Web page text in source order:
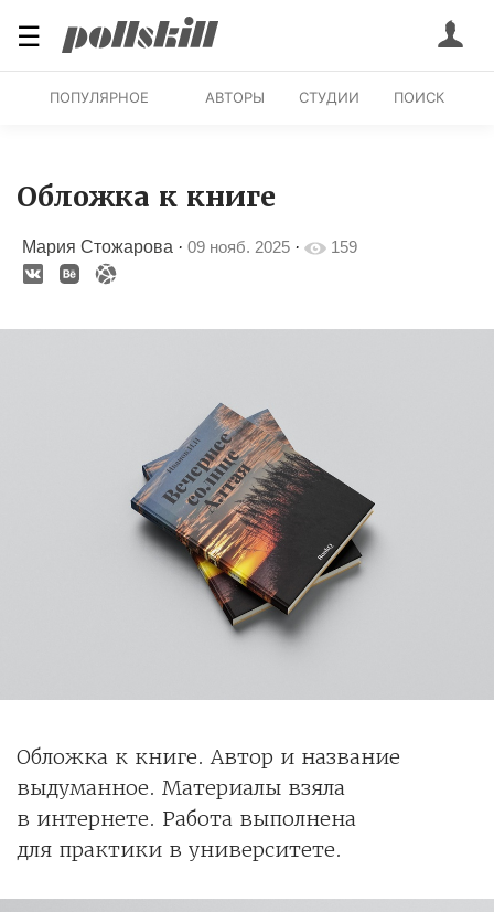
☰
ПОПУЛЯРНОЕ АВТОРЫ СТУДИИ ПОИСК
Обложка к книге
Мария Стожарова · 09 нояб. 2025 · 159
Обложка к книге. Автор и название
выдуманное. Материалы взяла
в интернете. Работа выполнена
для практики в университете.